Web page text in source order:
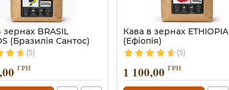
зернах BRASIL
(Бразилія Сантос)
(5)
ГРН
Кава в зернах ETHIOPIA
(Ефіопія)
(5)
1 100,00 ГРН